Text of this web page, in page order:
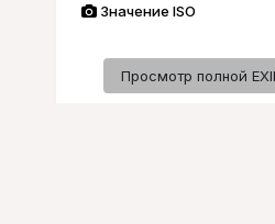
Значение ISO
Просмотр полной